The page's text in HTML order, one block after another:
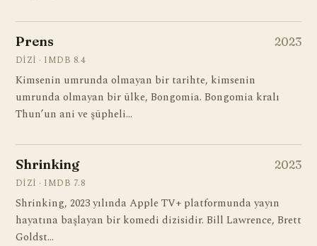
Prens 2023
DIZI · IMDB 8.4
Kimsenin umrunda olmayan bir tarihte, kimsenin
umrunda olmayan bir ülke, Bongomia. Bongomia kralı
Thun’un ani ve şüpheli…
Shrinking 2023
DIZI · IMDB 7.8
Shrinking, 2023 yılında Apple TV+ platformunda yayın
hayatına başlayan bir komedi dizisidir. Bill Lawrence, Brett
Goldst…